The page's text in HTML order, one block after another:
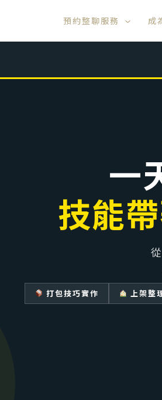
預約整聊服務 成
一
技能
打包技巧實作 上架整